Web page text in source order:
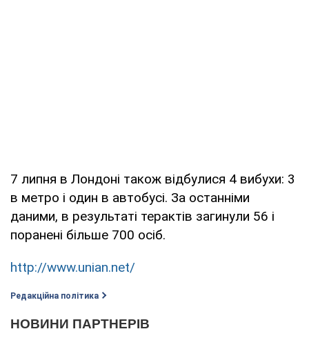
7 липня в Лондоні також відбулися 4 вибухи: 3
в метро і один в автобусі. За останніми
даними, в результаті терактів загинули 56 і
поранені більше 700 осіб.
http://www.unian.net/
Редакційна політика